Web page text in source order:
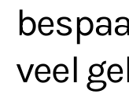
veel